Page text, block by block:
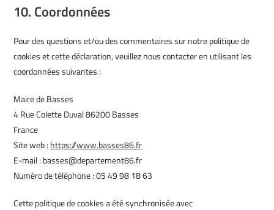
10. Coordonnées
Pour des questions et/ou des commentaires sur notre politique de
cookies et cette déclaration, veuillez nous contacter en utilisant les
coordonnées suivantes :
Maire de Basses
4 Rue Colette Duval 86200 Basses
France
Site web : https://www.basses86.fr
E-mail : basses@departement86.fr
Numéro de téléphone : 05 49 98 18 63
Cette politique de cookies a été synchronisée avec